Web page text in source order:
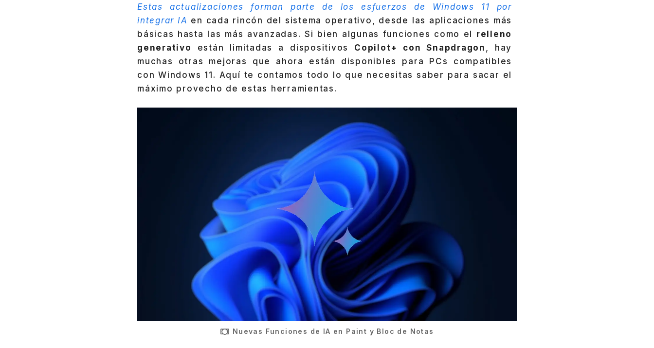
Estas actualizaciones forman parte de los esfuerzos de Windows 11 por
integrar IA en cada rincón del sistema operativo, desde las aplicaciones más
básicas hasta las más avanzadas. Si bien algunas funciones como el relleno
generativo
están limitadas a dispositivos Copilot+ con Snapdragon
, hay
muchas otras mejoras que ahora están disponibles para PCs compatibles
con Windows 11. Aquí te contamos todo lo que necesitas saber para sacar el
máximo provecho de estas herramientas.
Nuevas Funciones de IA en Paint y Bloc de Notas